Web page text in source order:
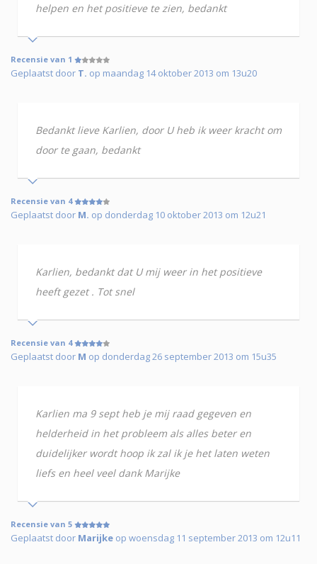
helpen en het positieve te zien, bedankt
Recensie van 1
Geplaatst door T. op maandag 14 oktober 2013 om 13u20
Bedankt lieve Karlien, door U heb ik weer kracht om
door te gaan, bedankt
Recensie van 4
Geplaatst door M. op donderdag 10 oktober 2013 om 12u21
Karlien, bedankt dat U mij weer in het positieve
heeft gezet . Tot snel
Recensie van 4
Geplaatst door M op donderdag 26 september 2013 om 15u35
Karlien ma 9 sept heb je mij raad gegeven en
helderheid in het probleem als alles beter en
duidelijker wordt hoop ik zal ik je het laten weten
liefs en heel veel dank Marijke
Recensie van 5
Geplaatst door Marijke op woensdag 11 september 2013 om 12u11